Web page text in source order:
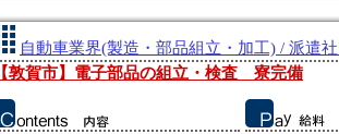
自動車業界(製造・部品組立・加工) / 派遣
【敦賀市】電子部品の組立・検査 寮完備